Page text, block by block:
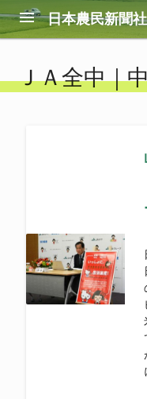
menu 日本農民新聞社
ＪＡ全中｜